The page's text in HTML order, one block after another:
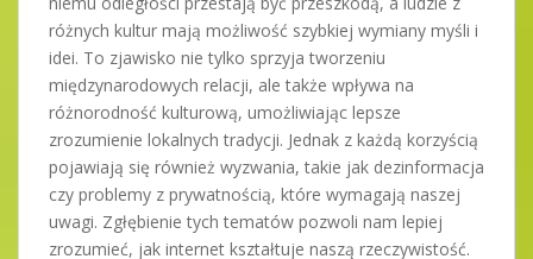
różnych kultur mają możliwość szybkiej wymiany myśli i
idei. To zjawisko nie tylko sprzyja tworzeniu
międzynarodowych relacji, ale także wpływa na
różnorodność kulturową, umożliwiając lepsze
zrozumienie lokalnych tradycji. Jednak z każdą korzyścią
pojawiają się również wyzwania, takie jak dezinformacja
czy problemy z prywatnością, które wymagają naszej
uwagi. Zgłębienie tych tematów pozwoli nam lepiej
zrozumieć, jak internet kształtuje naszą rzeczywistość.